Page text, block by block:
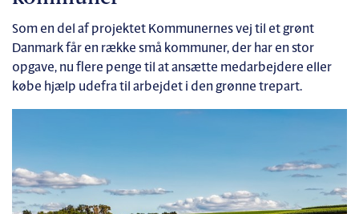
Som en del af projektet Kommunernes vej til et grønt
Danmark får en række små kommuner, der har en stor
opgave, nu flere penge til at ansætte medarbejdere eller
købe hjælp udefra til arbejdet i den grønne trepart.